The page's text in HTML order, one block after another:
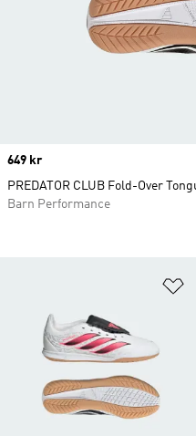
Price
649 kr
PREDATOR CLUB Fold-Over
Barn Performance